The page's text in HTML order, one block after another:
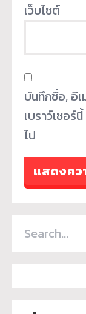
เว็บไซต์
บันทึกชื่อ, อี
เบราว์เซอร์
ไป